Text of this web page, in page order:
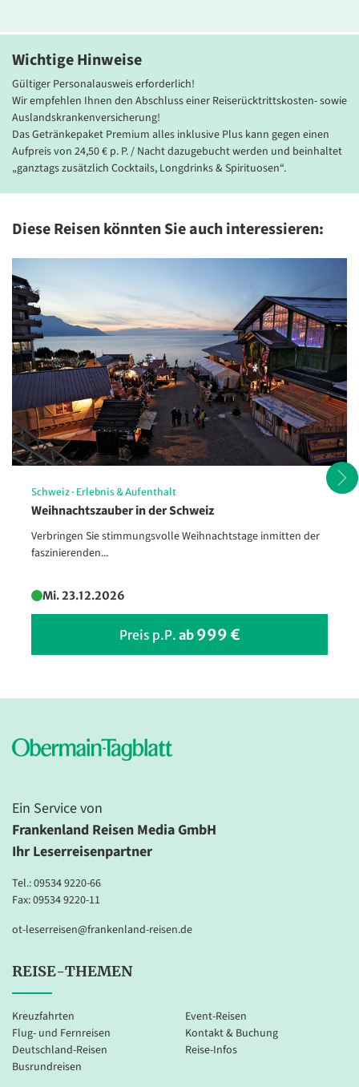
Wichtige Hinweise
Gültiger Personalausweis erforderlich!
Wir empfehlen Ihnen den Abschluss einer Reiserücktrittskosten- sowie
Auslandskrankenversicherung!
Das Getränkepaket Premium alles inklusive Plus kann gegen einen
Aufpreis von 24,50 € p. P. / Nacht dazugebucht werden und beinhaltet
„ganztags zusätzlich Cocktails, Longdrinks & Spirituosen“.
Diese Reisen könnten Sie auch interessieren:
Schweiz · Erlebnis & Aufenthalt
Weihnachtszauber in der Schweiz
Verbringen Sie stimmungsvolle Weihnachtstage inmitten der
faszinierenden...
Mi. 23.12.2026
Preis p.P. ab 999 €
Ein Service von
Frankenland Reisen Media GmbH
Ihr Leserreisenpartner
Tel.:09534 9220-66
Fax: 09534 9220-11
ot-leserreisen@frankenland-reisen.de
REISE-THEMEN
Kreuzfahrten
Flug- und Fernreisen
Deutschland-Reisen
Busrundreisen
Event-Reisen
Kontakt & Buchung
Reise-Infos